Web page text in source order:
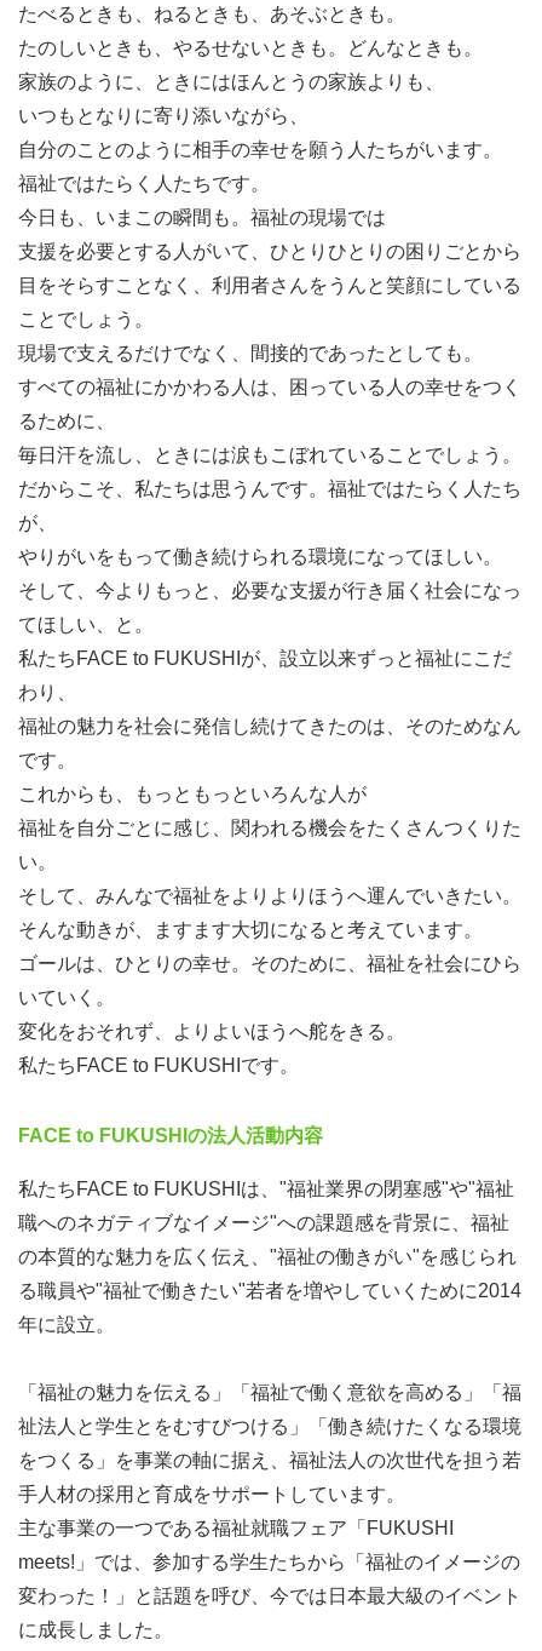
たべるときも、ねるときも、あそぶときも。
たのしいときも、やるせないときも。どんなときも。
家族のように、ときにはほんとうの家族よりも、
いつもとなりに寄り添いながら、
自分のことのように相手の幸せを願う人たちがいます。
福祉ではたらく人たちです。
今日も、いまこの瞬間も。福祉の現場では
支援を必要とする人がいて、ひとりひとりの困りごとから
目をそらすことなく、利用者さんをうんと笑顔にしている
ことでしょう。
現場で支えるだけでなく、間接的であったとしても。
すべての福祉にかかわる人は、困っている人の幸せをつく
るために、
毎日汗を流し、ときには涙もこぼれていることでしょう。
だからこそ、私たちは思うんです。福祉ではたらく人たち
が、
やりがいをもって働き続けられる環境になってほしい。
そして、今よりもっと、必要な支援が行き届く社会になっ
てほしい、と。
私たちFACE to FUKUSHIが、設立以来ずっと福祉にこだ
わり、
福祉の魅力を社会に発信し続けてきたのは、そのためなん
です。
これからも、もっともっといろんな人が
福祉を自分ごとに感じ、関われる機会をたくさんつくりた
い。
そして、みんなで福祉をよりよりほうへ運んでいきたい。
そんな動きが、ますます大切になると考えています。
ゴールは、ひとりの幸せ。そのために、福祉を社会にひら
いていく。
変化をおそれず、よりよいほうへ舵をきる。
私たちFACE to FUKUSHIです。
FACE to FUKUSHIの法人活動内容
私たちFACE to FUKUSHIは、"福祉業界の閉塞感"や"福祉
職へのネガティブなイメージ"への課題感を背景に、福祉
の本質的な魅力を広く伝え、"福祉の働きがい"を感じられ
る職員や"福祉で働きたい"若者を増やしていくために2014
年に設立。
「福祉の魅力を伝える」「福祉で働く意欲を高める」「福
祉法人と学生とをむすびつける」「働き続けたくなる環境
をつくる」を事業の軸に据え、福祉法人の次世代を担う若
手人材の採用と育成をサポートしています。
主な事業の一つである福祉就職フェア「FUKUSHI
meets!」では、参加する学生たちから「福祉のイメージの
変わった！」と話題を呼び、今では日本最大級のイベント
に成長しました。